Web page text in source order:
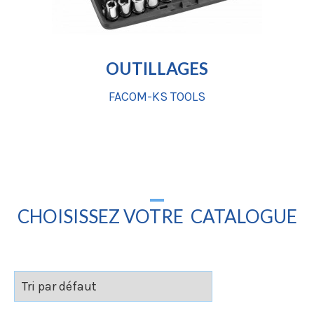
OUTILLAGES
FACOM-KS TOOLS
CHOISISSEZ VOTRE CATALOGUE